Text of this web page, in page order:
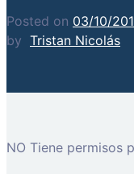
Posted on 03/10/
by Tristan Nicolás
NO Tiene permisos